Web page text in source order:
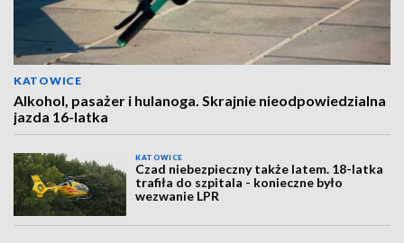
KATOWICE
Alkohol, pasażer i hulanoga. Skrajnie nieodpowiedzialna
jazda 16-latka
KATOWICE
Czad niebezpieczny także latem. 18-latka
trafiła do szpitala - konieczne było
wezwanie LPR